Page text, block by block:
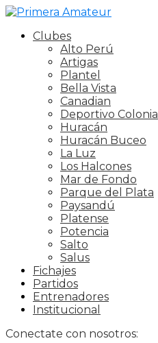
Clubes
Alto Perú
Artigas
Plantel
Bella Vista
Canadian
Deportivo Colonia
Huracán
Huracán Buceo
La Luz
Los Halcones
Mar de Fondo
Parque del Plata
Paysandú
Platense
Potencia
Salto
Salus
Fichajes
Partidos
Entrenadores
Institucional
Conectate con nosotros: